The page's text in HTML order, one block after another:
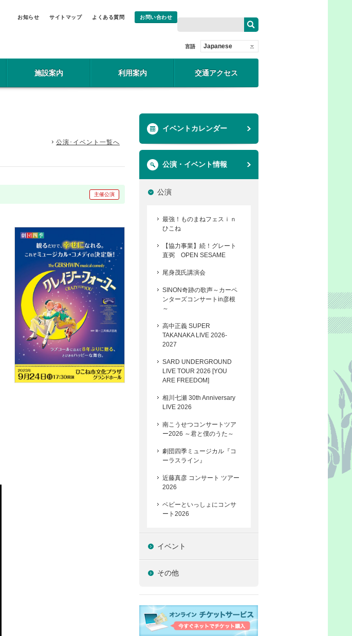
お知らせ サイトマップ よくある質問 お問い合わせ
言語 Japanese
施設案内 利用案内 交通アクセス
公演･イベント一覧へ
主催公演
イベントカレンダー
公演・イベント情報
公演
最強！ものまねフェスｉｎ
ひこね
【協力事業】続！グレート
直弼 OPEN SESAME
尾身茂氏講演会
SINON奇跡の歌声～カーペ
ンターズコンサートin彦根
～
高中正義 SUPER
TAKANAKA LIVE 2026-
2027
SARD UNDERGROUND
LIVE TOUR 2026 [YOU
ARE FREEDOM]
相川七瀬 30th Anniversary
LIVE 2026
南こうせつコンサートツア
ー2026 ～君と僕のうた～
劇団四季ミュージカル『コ
ーラスライン』
近藤真彦 コンサート ツアー
2026
ベビーといっしょにコンサ
ート2026
イベント
その他